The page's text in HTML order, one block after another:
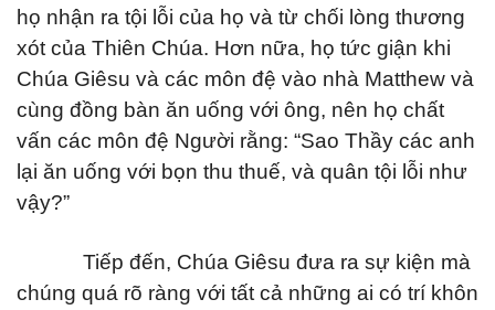
họ nhận ra tội lỗi của họ và từ chối lòng thương
xót của Thiên Chúa. Hơn nữa, họ tức giận khi
Chúa Giêsu và các môn đệ vào nhà Matthew và
cùng đồng bàn ăn uống với ông, nên họ chất
vấn các môn đệ Người rằng: “Sao Thầy các anh
lại ăn uống với bọn thu thuế, và quân tội lỗi như
vậy?”
Tiếp đến, Chúa Giêsu đưa ra sự kiện mà
chúng quá rõ ràng với tất cả những ai có trí khôn